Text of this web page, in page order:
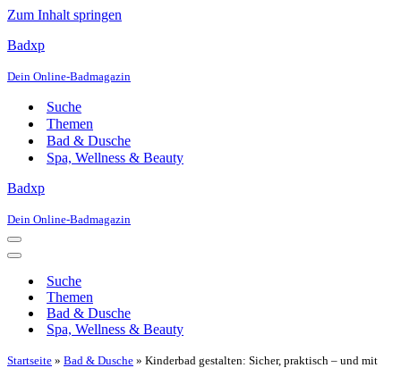
Zum Inhalt springen
Badxp
Dein Online-Badmagazin
Suche
Themen
Bad & Dusche
Spa, Wellness & Beauty
Badxp
Dein Online-Badmagazin
Navigationsmenü
Navigationsmenü
Suche
Themen
Bad & Dusche
Spa, Wellness & Beauty
Startseite » Bad & Dusche » Kinderbad gestalten: Sicher, praktisch – und mit